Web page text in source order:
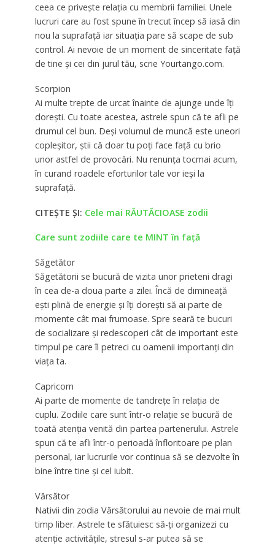
ceea ce privește relația cu membrii familiei. Unele
lucruri care au fost spune în trecut încep să iasă din
nou la suprafață iar situația pare să scape de sub
control. Ai nevoie de un moment de sinceritate față
de tine și cei din jurul tău, scrie Yourtango.com.
Scorpion
Ai multe trepte de urcat înainte de ajunge unde îți
dorești. Cu toate acestea, astrele spun că te afli pe
drumul cel bun. Deși volumul de muncă este uneori
copleșitor, știi că doar tu poți face față cu brio
unor astfel de provocări. Nu renunța tocmai acum,
în curand roadele eforturilor tale vor ieși la
suprafață.
CITEȘTE ȘI: Cele mai RĂUTĂCIOASE zodii
Care sunt zodiile care te MINT în faţă
Săgetător
Săgetătorii se bucură de vizita unor prieteni dragi
în cea de-a doua parte a zilei. Încă de dimineață
ești plină de energie și îți dorești să ai parte de
momente cât mai frumoase. Spre seară te bucuri
de socializare și redescoperi cât de important este
timpul pe care îl petreci cu oamenii importanți din
viața ta.
Capricorn
Ai parte de momente de tandrețe în relația de
cuplu. Zodiile care sunt într-o relație se bucură de
toată atenția venită din partea partenerului. Astrele
spun că te afli într-o perioadă înfloritoare pe plan
personal, iar lucrurile vor continua să se dezvolte în
bine între tine și cel iubit.
Vărsător
Nativii din zodia Vărsătorului au nevoie de mai mult
timp liber. Astrele te sfătuiesc să-ți organizezi cu
atenție activitățile, stresul s-ar putea să se